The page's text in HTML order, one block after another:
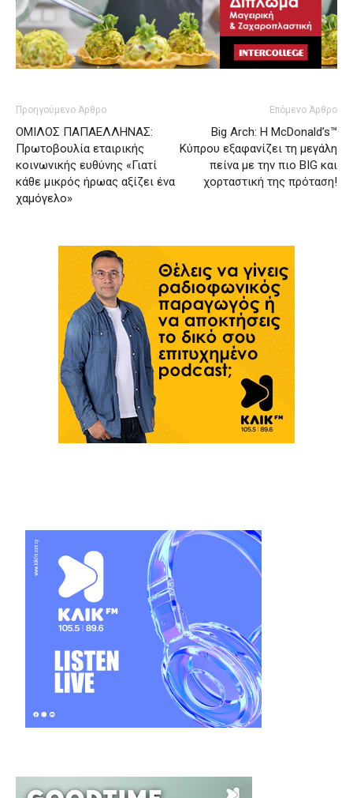
Προηγούμενο Άρθρο
ΟΜΙΛΟΣ ΠΑΠΑΕΛΛΗΝΑΣ:
Πρωτοβουλία εταιρικής
κοινωνικής ευθύνης «Γιατί
κάθε μικρός ήρωας αξίζει ένα
χαμόγελο»
Επόμενο Άρθρο
Big Arch: Η McDonald’s™
Κύπρου εξαφανίζει τη μεγάλη
πείνα με την πιο BIG και
χορταστική της πρόταση!